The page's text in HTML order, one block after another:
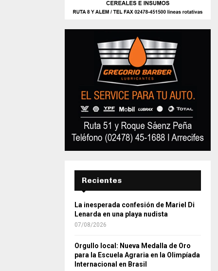
Recientes
La inesperada confesión de Mariel Di
Lenarda en una playa nudista
07/08/2026
Orgullo local: Nueva Medalla de Oro
para la Escuela Agraria en la Olimpíada
Internacional en Brasil